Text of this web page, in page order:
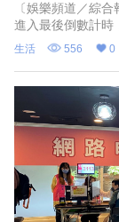
〔娛樂頻道／綜
進入最後倒數計時
表現亮眼、感情破
定。
生活 556 0